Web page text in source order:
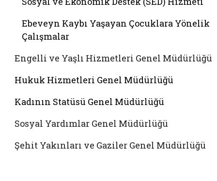
Ebeveyn Kaybı Yaşayan Çocuklara Yönelik
Çalışmalar
Engelli ve Yaşlı Hizmetleri Genel Müdürlüğü
Hukuk Hizmetleri Genel Müdürlüğü
Kadının Statüsü Genel Müdürlüğü
Sosyal Yardımlar Genel Müdürlüğü
Şehit Yakınları ve Gaziler Genel Müdürlüğü